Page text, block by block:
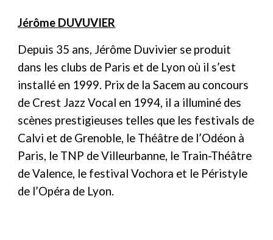
Jérôme DUVUVIER
Depuis 35 ans, Jérôme Duvivier se produit
dans les clubs de Paris et de Lyon où il s’est
installé en 1999. Prix de la Sacem au concours
de Crest Jazz Vocal en 1994, il a illuminé des
scènes prestigieuses telles que les festivals de
Calvi et de Grenoble, le Théâtre de l’Odéon à
Paris, le TNP de Villeurbanne, le Train-Théâtre
de Valence, le festival Vochora et le Péristyle
de l’Opéra de Lyon.